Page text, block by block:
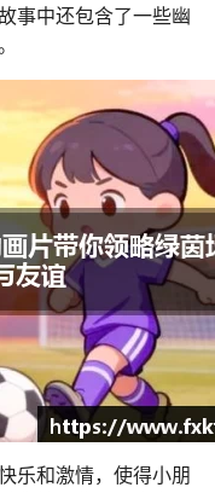
事中还包含了一些幽
乐和激情，使得小朋